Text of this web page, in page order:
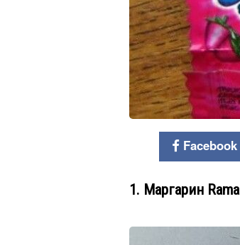
Facebook
1. Маргарин Rama